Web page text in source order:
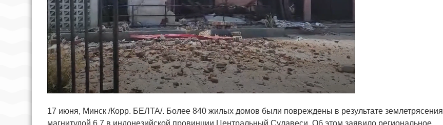
17 июня, Минск /Корр. БЕЛТА/. Более 840 жилых домов были повреждены в результате землетрясения
магнитудой 6,7 в индонезийской провинции Центральный Сулавеси. Об этом заявило региональное